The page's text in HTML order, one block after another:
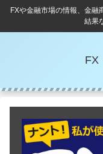
FXや金融市場の情報、金融
結果
FX